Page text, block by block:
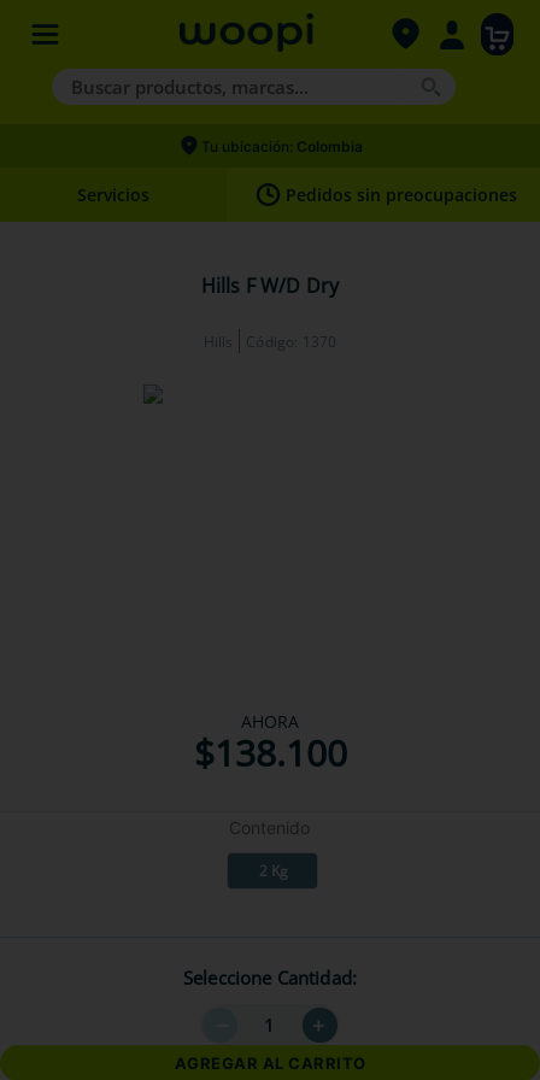
Buscar productos, marcas...
Términos más buscados
2.
hills
Tu ubicación: Colombia
Servicios Pedidos sin preocupaciones
Hills F W/D Dry
Hills Código: 1370
AHORA
$138.100
Contenido
2 Kg
Seleccione Cantidad
＋
AGREGAR AL CARRITO